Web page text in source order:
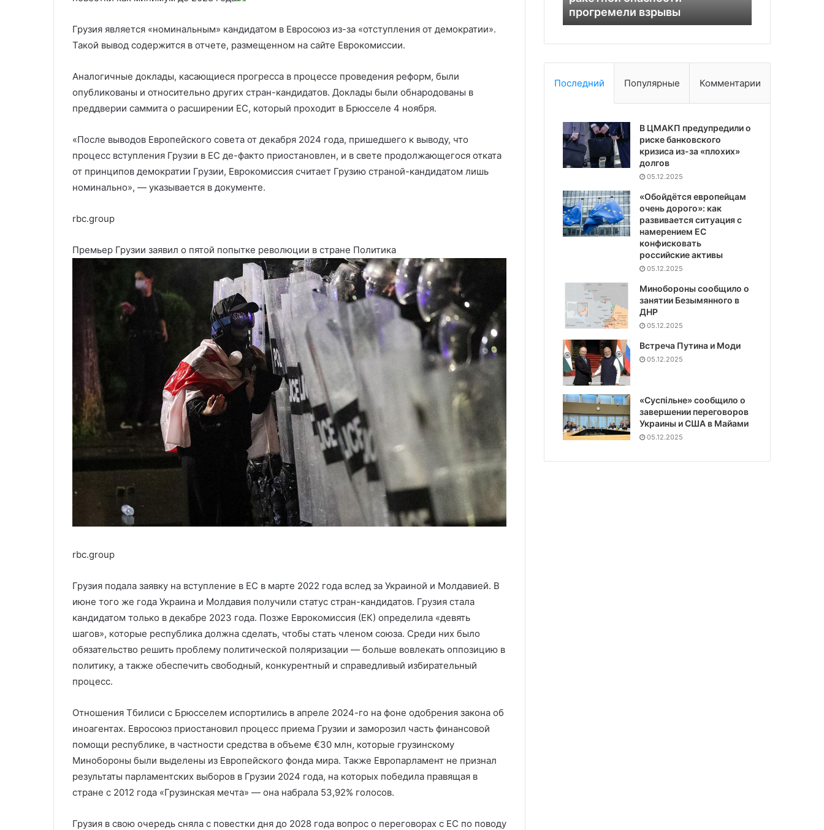
Грузия является «номинальным» кандидатом в Евросоюз из-за «отступления от демократии».
Такой вывод содержится в отчете, размещенном на сайте Еврокомиссии.
Аналогичные доклады, касающиеся прогресса в процессе проведения реформ, были
опубликованы и относительно других стран-кандидатов. Доклады были обнародованы в
преддверии саммита о расширении ЕС, который проходит в Брюсселе 4 ноября.
«После выводов Европейского совета от декабря 2024 года, пришедшего к выводу, что
процесс вступления Грузии в ЕС де-факто приостановлен, и в свете продолжающегося отката
от принципов демократии Грузии, Еврокомиссия считает Грузию страной-кандидатом лишь
номинально», — указывается в документе.
rbc.group
Премьер Грузии заявил о пятой попытке революции в стране Политика
rbc.group
Грузия подала заявку на вступление в ЕС в марте 2022 года вслед за Украиной и Молдавией. В
июне того же года Украина и Молдавия получили статус стран-кандидатов. Грузия стала
кандидатом только в декабре 2023 года. Позже Еврокомиссия (ЕК) определила «девять
шагов», которые республика должна сделать, чтобы стать членом союза. Среди них было
обязательство решить проблему политической поляризации — больше вовлекать оппозицию в
политику, а также обеспечить свободный, конкурентный и справедливый избирательный
процесс.
Отношения Тбилиси с Брюсселем испортились в апреле 2024-го на фоне одобрения закона об
иноагентах. Евросоюз приостановил процесс приема Грузии и заморозил часть финансовой
помощи республике, в частности средства в объеме €30 млн, которые грузинскому
Минобороны были выделены из Европейского фонда мира. Также Европарламент не признал
результаты парламентских выборов в Грузии 2024 года, на которых победила правящая в
стране с 2012 года «Грузинская мечта» — она набрала 53,92% голосов.
Грузия в свою очередь сняла с повестки дня до 2028 года вопрос о переговорах с ЕС по поводу
ежедневным обменам
Последний Популярные Комментарии
В ЦМАКП предупредили о
риске банковского
кризиса из-за «плохих»
долгов
05.12.2025
«Обойдётся европейцам
очень дорого»: как
развивается ситуация с
намерением ЕС
конфисковать
российские активы
05.12.2025
Минобороны сообщило о
занятии Безымянного в
ДНР
05.12.2025
Встреча Путина и Моди
05.12.2025
«Суспiльне» сообщило о
завершении переговоров
Украины и США в Майами
05.12.2025